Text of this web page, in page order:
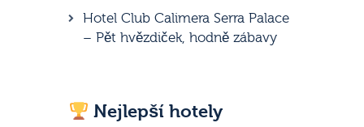
Hotel Club Calimera Serra Palace
– Pět hvězdiček, hodně zábavy
Nejlepší hotely